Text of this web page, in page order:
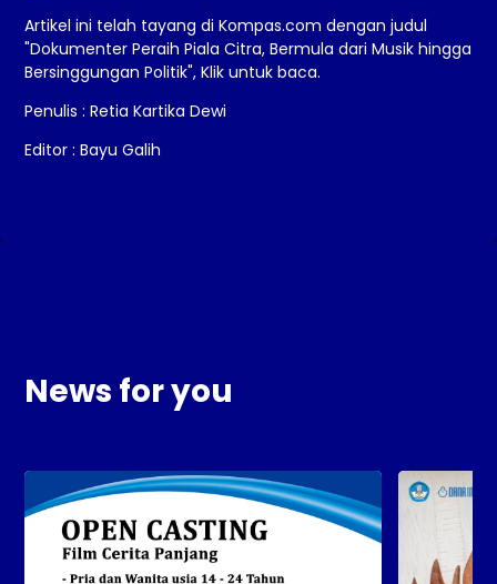
Artikel ini telah tayang di Kompas.com dengan judul
"Dokumenter Peraih Piala Citra, Bermula dari Musik hingga
Bersinggungan Politik", Klik untuk baca.
Penulis : Retia Kartika Dewi
Editor : Bayu Galih
News for you